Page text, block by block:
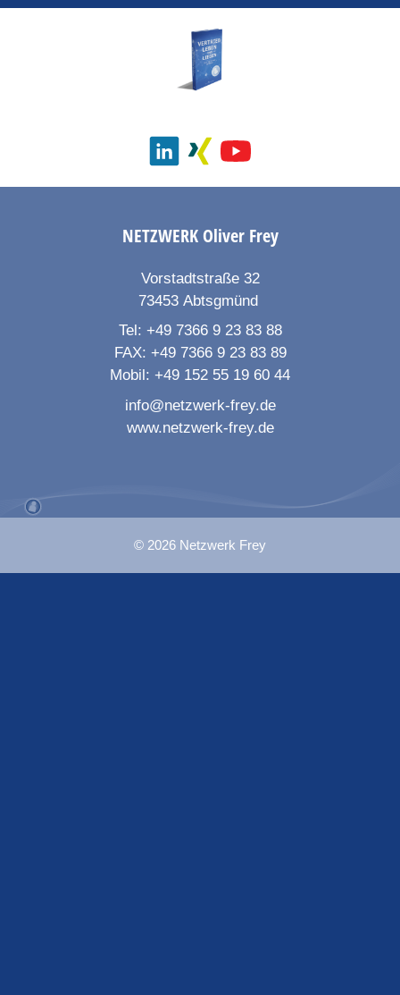
NETZWERKOliver Frey
Vorstadtstraße 32
73453 Abtsgmünd
Tel: +49 7366 9 23 83 88
FAX: +49 7366 9 23 83 89
Mobil: +49 152 55 19 60 44
info@netzwerk-frey.de
www.netzwerk-frey.de
© 2026 Netzwerk Frey